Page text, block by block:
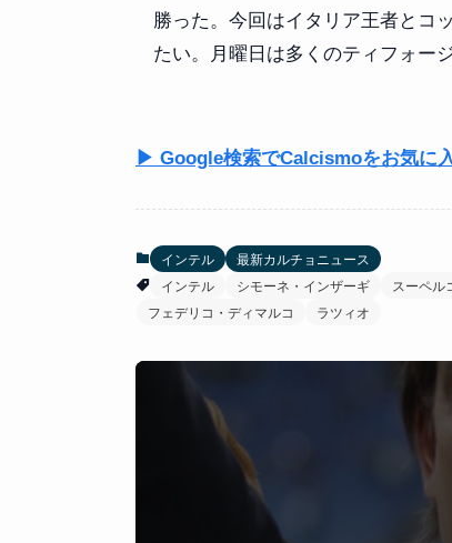
勝った。今回はイタリア王者とコ
たい。月曜日は多くのティフォー
▶ Google検索でCalcismoをお気に
インテル
最新カルチョニュース
インテル
シモーネ・インザーギ スーペル
フェデリコ・ディマルコ
ラツィオ